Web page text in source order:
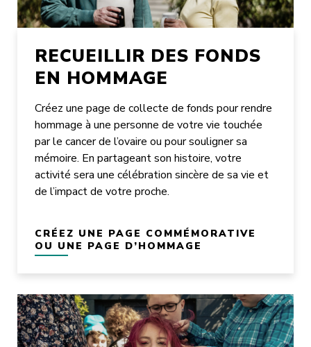
RECUEILLIR DES FONDS
EN HOMMAGE
Créez une page de collecte de fonds pour rendre
hommage à une personne de votre vie touchée
par le cancer de l’ovaire ou pour souligner sa
mémoire. En partageant son histoire, votre
activité sera une célébration sincère de sa vie et
de l’impact de votre proche.
CRÉEZ UNE PAGE COMMÉMORATIVE
OU UNE PAGE D’HOMMAGE